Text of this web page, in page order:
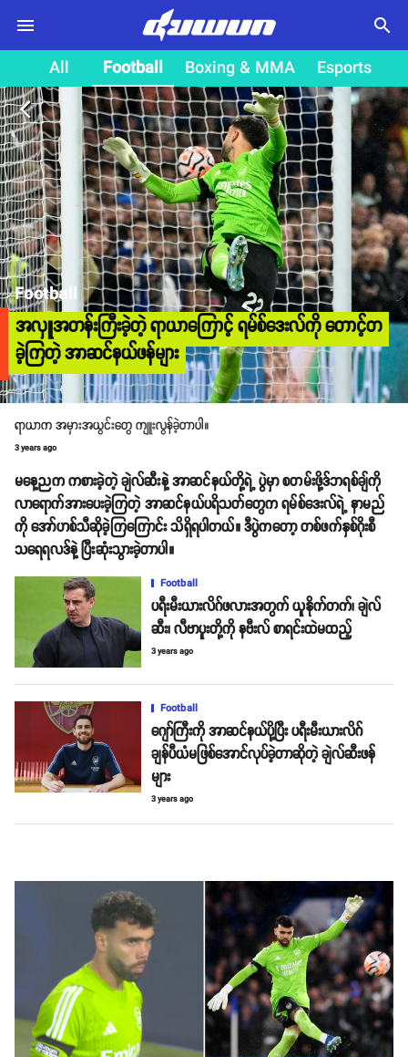
search
All Football Boxing & MMA Esports
arrow_back_ios
Football
အလှူအတန်းကြီးခဲ့တဲ့ ရာယာကြောင့် ရမ်စ်ဒေးလ်ကို တောင့်တ
ခဲ့ကြတဲ့ အာဆင်နယ်ဖန်များ
ရာယာက အမှားအယွင်းတွေ ကျူးလွန်ခဲ့တာပါ။
3 years ago
မနေ့ညက ကစားခဲ့တဲ့ ချဲလ်ဆီးနဲ့ အာဆင်နယ်တို့ရဲ့ ပွဲမှာ စတမ်းဖို့ဒ်ဘရစ်ချ်ကို
လာရောက်အားပေးခဲ့ကြတဲ့ အာဆင်နယ်ပရိသတ်တွေက ရမ်စ်ဒေးလ်ရဲ့ နာမည်
ကို အော်ဟစ်သီဆိုခဲ့ကြကြောင်း သိရှိရပါတယ်။ ဒီပွဲကတော့ တစ်ဖက်နှစ်ဂိုးစီ
သရေရလဒ်နဲ့ ပြီးဆုံးသွားခဲ့တာပါ။
Football
ပရီးမီးယားလိဂ်ဖလားအတွက် ယူနိုက်တက်၊ ချဲလ်
ဆီး၊ လီဗာပူးတို့ကို နဗီးလ် စာရင်းထဲမထည့်
3 years ago
Football
ဂျော်ကြီးကို အာဆင်နယ်ပို့ပြီး ပရီးမီးယားလိဂ်
ချန်ပီယံမဖြစ်အောင်လုပ်ခဲ့တာဆိုတဲ့ ချဲလ်ဆီးဖန်
များ
3 years ago